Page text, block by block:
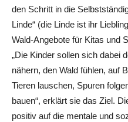
den Schritt in die
Linde“ (die Linde ist ihr
Wald-Angebote für Kitas und
„Die Kinder sollen sich dabei
nähern, den Wald fühlen, auf
Tieren lauschen, Spuren
bauen“, erklärt sie das Ziel.
positiv auf die mentale und